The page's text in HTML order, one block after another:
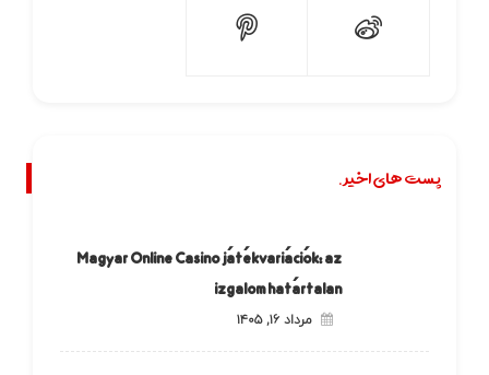
پست های اخیر.
Magyar Online Casino játékvariációk: az
izgalom határtalan
مرداد ۱۶, ۱۴۰۵